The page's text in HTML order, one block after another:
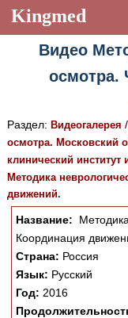
Kingmed
Учебный материал
Видеогалерея 899
Истории болезней
Лекции и
Методические
Научно-популярное
Статьи
Восстановить пароль
Регистрация
Видео
осмотра.
Раздел: Видеогалерея /
осмотра. Московский
клинический
Методика
движений.
Название:
Координация
Страна: Россия
Язык: Русский
Год: 2016